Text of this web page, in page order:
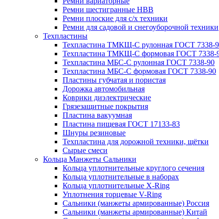
Ремни шестигранные HBB
Ремни плоские для с/х техники
Ремни для садовой и снегоуборочной техники
Техпластины
Техпластина ТМКЩ-С рулонная ГОСТ 7338-
Техпластина ТМКЩ-С формовая ГОСТ 7338-
Техпластина МБС-С рулонная ГОСТ 7338-90
Техпластина МБС-С формовая ГОСТ 7338-90
Пластины губчатая и пористая
Дорожка автомобильная
Коврики диэлектрические
Грязезащитные покрытия
Пластина вакуумная
Пластина пищевая ГОСТ 17133-83
Шнуры резиновые
Техпластина для дорожной техники, щётки
Сырые смеси
Кольца Манжеты Сальники
Кольца уплотнительные круглого сечения
Кольца уплотнительные в наборах
Кольца уплотнительные Х-Ring
Уплотнения торцевые V-Ring
Сальники (манжеты армированные) Россия
Сальники (манжеты армированные) Китай